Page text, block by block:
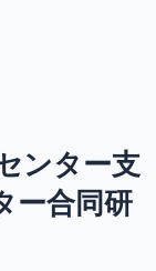
ンター支
ー合同研